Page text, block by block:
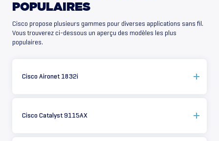
POPULAIRES
Cisco propose plusieurs gammes pour diverses applications sans fil.
Vous trouverez ci-dessous un aperçu des modèles les plus
populaires.
Cisco Aironet 1832i
Cisco Catalyst 9115AX